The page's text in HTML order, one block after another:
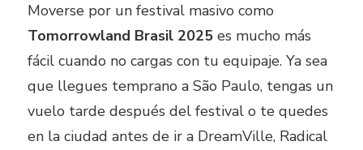
Moverse por un festival masivo como
Tomorrowland Brasil 2025 es mucho más
fácil cuando no cargas con tu equipaje. Ya sea
que llegues temprano a São Paulo, tengas un
vuelo tarde después del festival o te quedes
en la ciudad antes de ir a DreamVille, Radical